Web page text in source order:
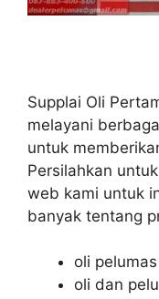
Supplai Oli
melayani
untuk
Persilahkan
web kami untuk
banyak tentang
oli
oli dan